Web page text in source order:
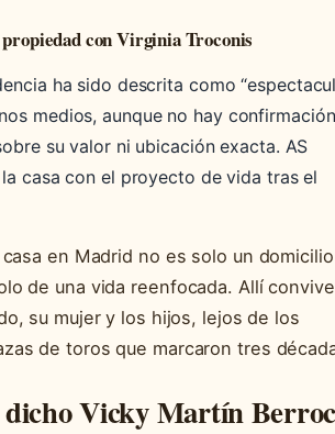
con Virginia Troconis
ha sido descrita como
medios, aunque no hay confirmación
su valor ni ubicación exacta. AS
casa con el proyecto de vida tras el
en Madrid no es solo un
de una vida reenfocada. Allí
su mujer y los hijos, lejos de los
de toros que marcaron tres
dicho Vicky Martín